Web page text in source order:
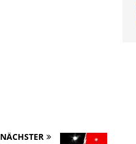
NÄCHSTER